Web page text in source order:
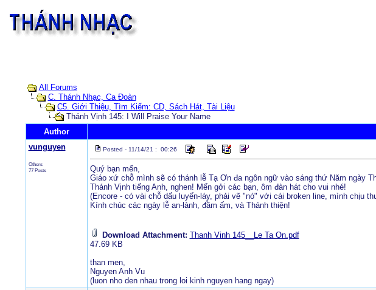
All Forums
C. Thánh Nhạc, Ca Đoàn
C5. Giới Thiệu, Tìm Kiếm: CD, Sách Hát, Tài Liệu
Thánh Vịnh 145: I Will Praise Your Name
Author
vunguyen
Others
77 Posts
Posted - 11/14/21 : 00:26
Quý bạn mến,
Giáo xứ chỗ mình sẽ có thánh lễ Tạ Ơn đa ngôn ngữ vào sáng thứ Năm ngày
Thánh Vịnh tiếng Anh, nghen! Mến gởi các bạn, ôm đàn hát cho vui nhé!
(Encore - có vài chỗ dấu luyến-láy, phải vẽ "nó" với cái broken line, mình chịu
Kính chúc các ngày lễ an-lành, đầm ấm, và Thánh thiện!
Download Attachment: Thanh Vinh 145__Le Ta On.pdf
47.69 KB
than men,
Nguyen Anh Vu
(luon nho den nhau trong loi kinh nguyen hang ngay)